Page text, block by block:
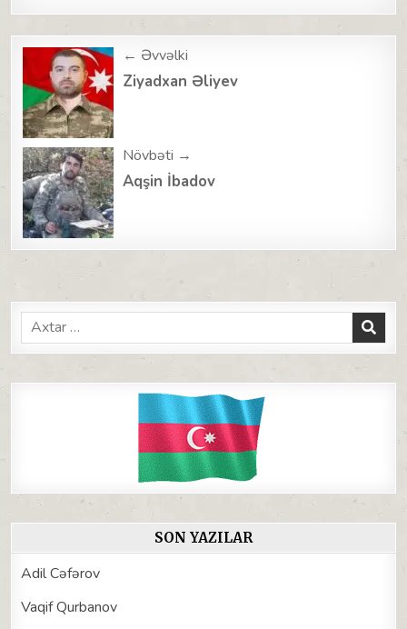
Post
navigation
← Əvvəlki
Ziyadxan Əliyev
Növbəti →
Aqşin İbadov
Search
for:
SON YAZILAR
Adil Cəfərov
Vaqif Qurbanov